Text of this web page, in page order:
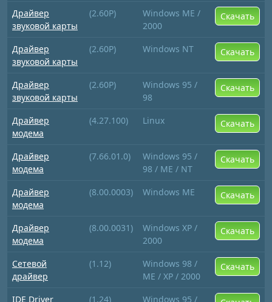
Драйвер
звуковой карты
(2.60P)
Windows ME /
2000
Скачать
Драйвер
звуковой карты
(2.60P) Windows NT Скачать
Драйвер
звуковой карты
(2.60P)
Windows 95 /
98
Скачать
Драйвер
модема
(4.27.100) Linux Скачать
Драйвер
модема
(7.66.01.0)
Windows 95 /
98 / ME / NT
Скачать
Драйвер
модема
(8.00.0003) Windows ME Скачать
Драйвер
модема
(8.00.0031)
Windows XP /
2000
Скачать
Сетевой
драйвер
(1.12)
Windows 98 /
ME / XP / 2000
Скачать
IDE Driver (1.24)
Windows 95 /